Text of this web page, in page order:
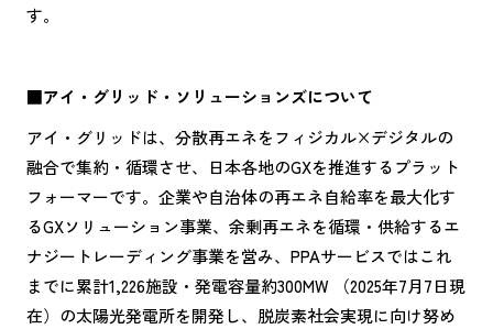
す。
■アイ・グリッド・ソリューションズについて
アイ・グリッドは、分散再エネをフィジカル×デジタルの
融合で集約・循環させ、日本各地のGXを推進するプラット
フォーマーです。企業や自治体の再エネ自給率を最大化す
るGXソリューション事業、余剰再エネを循環・供給するエ
ナジートレーディング事業を営み、PPAサービスではこれ
までに累計1,226施設・発電容量約300MW （2025年7月7日現
在）の太陽光発電所を開発し、脱炭素社会実現に向け努め